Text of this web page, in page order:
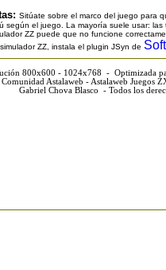
Sitúate sobre el marco del juego para
según el juego. La mayoría suele usar:
ZZ puede que no funcione
ZZ, instala el plugin JSyn de
800x600 - 1024x768 - Optimizada
Comunidad Astalaweb - Astalaweb Juegos
Gabriel Chova Blasco - Todos los